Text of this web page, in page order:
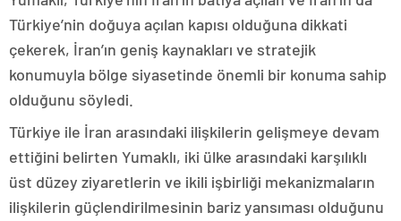
Türkiye’nin doğuya açılan kapısı olduğuna dikkati
çekerek, İran’ın geniş kaynakları ve stratejik
konumuyla bölge siyasetinde önemli bir konuma sahip
olduğunu söyledi.
Türkiye ile İran arasındaki ilişkilerin gelişmeye devam
ettiğini belirten Yumaklı, iki ülke arasındaki karşılıklı
üst düzey ziyaretlerin ve ikili işbirliği mekanizmaların
ilişkilerin güçlendirilmesinin bariz yansıması olduğunu